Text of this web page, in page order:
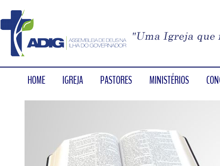
HOME IGREJA PASTORES MINISTÉRIOS